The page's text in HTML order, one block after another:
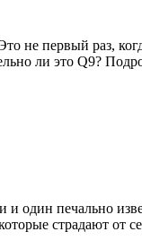
не первый раз,
ли это Q9?
и один печально
страдают от